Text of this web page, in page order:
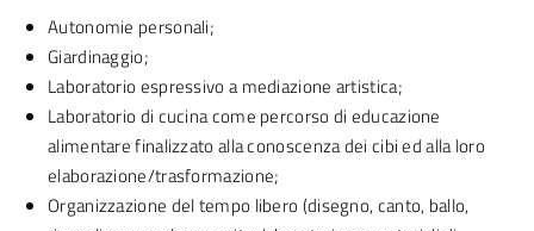
Autonomie personali;
Giardinaggio;
Laboratorio espressivo a mediazione artistica;
Laboratorio di cucina come percorso di educazione
alimentare finalizzato alla conoscenza dei cibi ed alla loro
elaborazione/trasformazione;
Organizzazione del tempo libero (disegno, canto, ballo,